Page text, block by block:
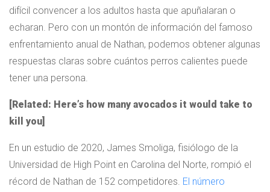
difícil convencer a los adultos hasta que apuñalaran o
echaran. Pero con un montón de información del famoso
enfrentamiento anual de Nathan, podemos obtener algunas
respuestas claras sobre cuántos perros calientes puede
tener una persona.
[Related: Here’s how many avocados it would take to
kill you]
En un estudio de 2020, James Smoliga, fisiólogo de la
Universidad de High Point en Carolina del Norte, rompió el
récord de Nathan de 152 competidores. El número